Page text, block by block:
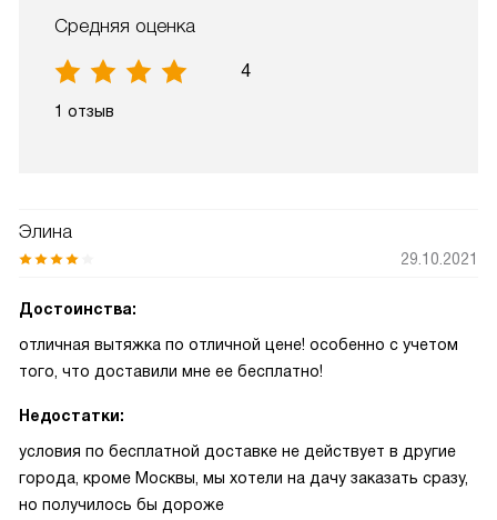
Средняя оценка
4
1 отзыв
Элина
29.10.2021
Достоинства:
отличная вытяжка по отличной цене! особенно с учетом
того, что доставили мне ее бесплатно!
Недостатки:
условия по бесплатной доставке не действует в другие
города, кроме Москвы, мы хотели на дачу заказать сразу,
но получилось бы дороже